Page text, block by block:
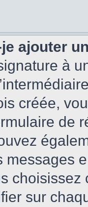
ajouter
à
créée,
de
messages
sur